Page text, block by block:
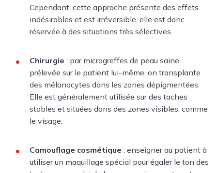
Cependant, cette approche présente des effets
indésirables et est irréversible, elle est donc
réservée à des situations très sélectives.
Chirurgie : par microgreffes de peau saine
prélevée sur le patient lui-même, on transplante
des mélanocytes dans les zones dépigmentées.
Elle est généralement utilisée sur des taches
stables et situées dans des zones visibles, comme
le visage.
Camouflage cosmétique : enseigner au patient à
utiliser un maquillage spécial pour égaler le ton des